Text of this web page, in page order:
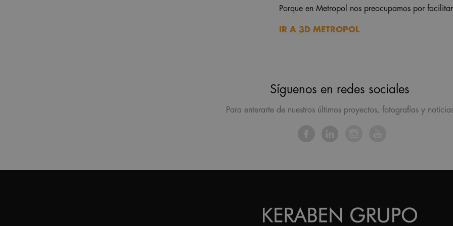
Porque en Metropol nos preocupamos por
IR A 3D METROPOL
Síguenos en redes sociales
Para enterarte de nuestros últimos proyectos, fotografías y